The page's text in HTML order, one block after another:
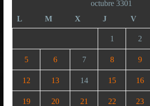
octubre 3301
L
M X J V
1 2
5 6 7 8 9
12 13 14 15 16
19 20 21 22 23